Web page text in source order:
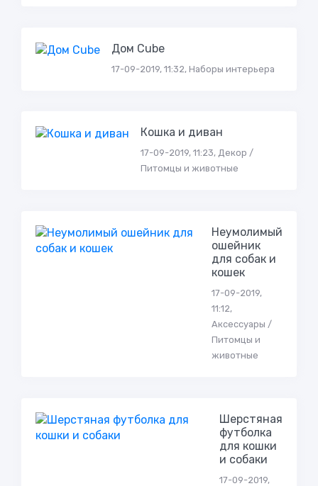
Дом Cube
17-09-2019, 11:32, Наборы интерьера
Кошка и диван
17-09-2019, 11:23, Декор /
Питомцы и животные
Неумолимый
ошейник
для собак и
кошек
17-09-2019,
11:12,
Аксессуары /
Питомцы и
животные
Шерстяная
футболка
для кошки
и собаки
17-09-2019,